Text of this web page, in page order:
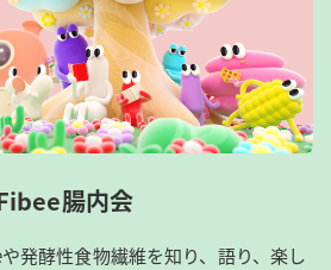
腸内会
発酵性食物繊維を知り、語り、楽し